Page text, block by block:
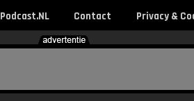
Podcast.NL Contact Privacy &